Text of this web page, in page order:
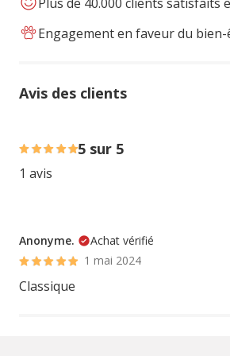
Engagement en faveur du
Avis des clients
5 sur 5
1 avis
Anonyme.
Achat vérifié
1 mai 2024
Classique